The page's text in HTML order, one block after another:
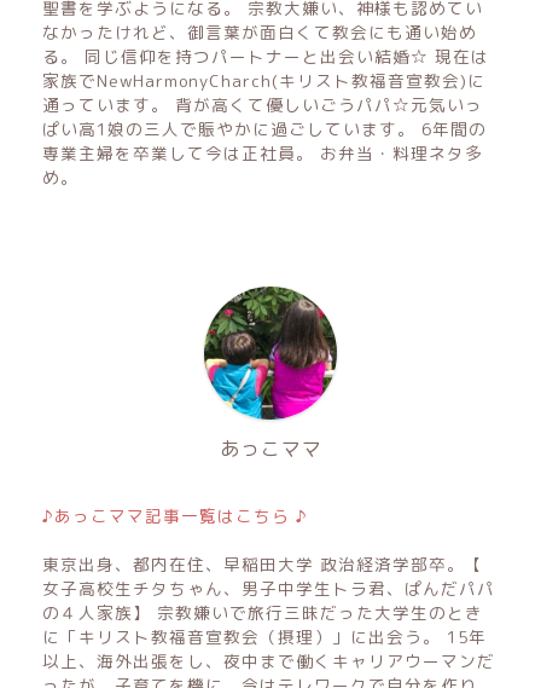
聖書を学ぶようになる。 宗教大嫌い、神様も認めてい
なかったけれど、御言葉が面白くて教会にも通い始め
る。 同じ信仰を持つパートナーと出会い結婚☆ 現在は
家族でNewHarmonyCharch(キリスト教福音宣教会)に
通っています。 背が高くて優しいごうパパ☆元気いっ
ぱい高1娘の三人で賑やかに過ごしています。 6年間の
専業主婦を卒業して今は正社員。 お弁当・料理ネタ多
め。
あっこママ
♪あっこママ記事一覧はこちら ♪
東京出身、都内在住、早稲田大学 政治経済学部卒。【
女子高校生チタちゃん、男子中学生トラ君、ぱんだパパ
の４人家族】 宗教嫌いで旅行三昧だった大学生のとき
に「キリスト教福音宣教会（摂理）」に出会う。 15年
以上、海外出張をし、夜中まで働くキャリアウーマンだ